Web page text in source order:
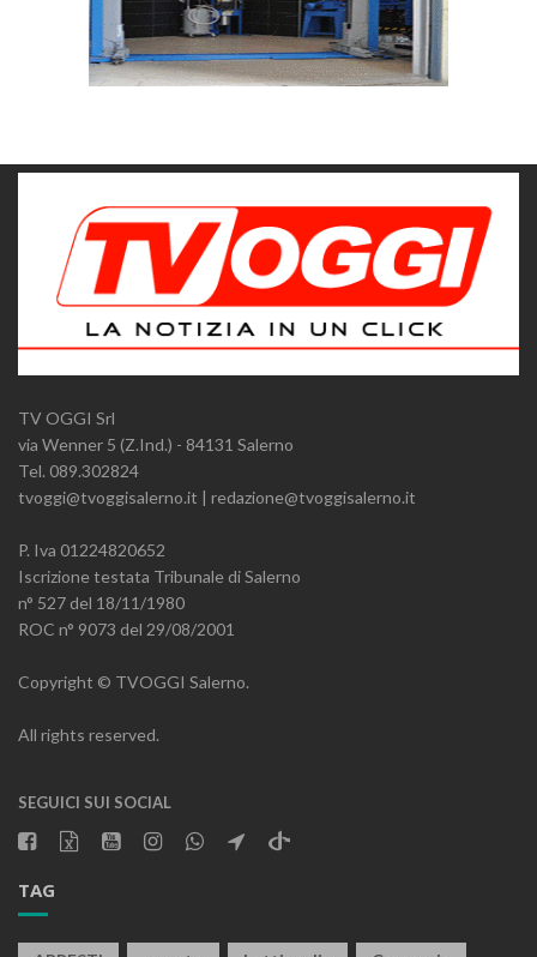
TV OGGI Srl
via Wenner 5 (Z.Ind.) - 84131 Salerno
Tel. 089.302824
tvoggi@tvoggisalerno.it | redazione@tvoggisalerno.it
P. Iva 01224820652
Iscrizione testata Tribunale di Salerno
n° 527 del 18/11/1980
ROC n° 9073 del 29/08/2001
Copyright © TVOGGI Salerno.
All rights reserved.
SEGUICI SUI SOCIAL
TAG